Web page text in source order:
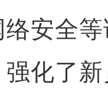
安全
化了